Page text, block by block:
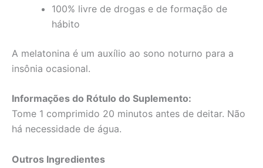
100% livre de drogas e de formação de
hábito
A melatonina é um auxílio ao sono noturno para a
insônia ocasional.
Informações do Rótulo do Suplemento:
Tome 1 comprimido 20 minutos antes de deitar. Não
há necessidade de água.
Outros Ingredientes